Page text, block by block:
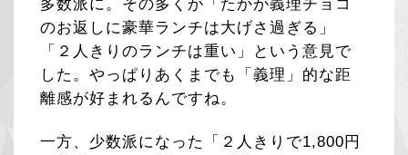
多数派に。その多くが「たかが義理チョコ
のお返しに豪華ランチは大げさ過ぎる」
「２人きりのランチは重い」という意見で
した。やっぱりあくまでも「義理」的な距
離感が好まれるんですね。
一方、少数派になった「２人きりで1,800円